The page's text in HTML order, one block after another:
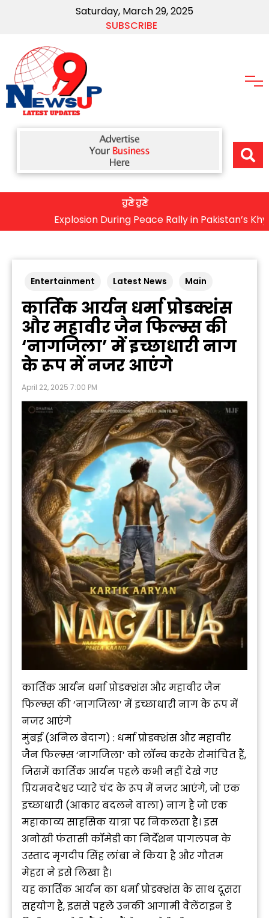
Saturday, March 29, 2025
SUBSCRIBE
ਹੁਣੇ ਹੁਣੇ
Explosion During Peace Rally in Pakistan’s Khyber
Entertainment Latest News Main
कार्तिक आर्यन धर्मा प्रोडक्शंस
और महावीर जैन फिल्म्स की
‘नागजिला’ में इच्छाधारी नाग
के रूप में नजर आएंगे
April 22, 2025 7:00 PM
कार्तिक आर्यन धर्मा प्रोडक्शंस और महावीर जैन
फिल्म्स की ‘नागजिला’ में इच्छाधारी नाग के रूप में
नजर आएंगे
मुंबई (अनिल बेदाग) : धर्मा प्रोडक्शंस और महावीर
जैन फिल्म्स ‘नागजिला’ को लॉन्च करके रोमांचित हैं,
जिसमें कार्तिक आर्यन पहले कभी नहीं देखे गए
प्रियमवदेश्वर प्यारे चंद के रूप में नजर आएंगे, जो एक
इच्छाधारी (आकार बदलने वाला) नाग है जो एक
महाकाव्य साहसिक यात्रा पर निकलता है। इस
अनोखी फंतासी कॉमेडी का निर्देशन पागलपन के
उस्ताद मृगदीप सिंह लांबा ने किया है और गौतम
मेहरा ने इसे लिखा है।
यह कार्तिक आर्यन का धर्मा प्रोडक्शंस के साथ दूसरा
सहयोग है, इससे पहले उनकी आगामी वैलेंटाइन डे